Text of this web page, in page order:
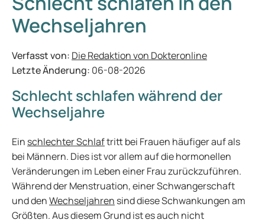
Wechseljahren
Verfasst von: Die Redaktion von Dokteronline
Letzte Änderung: 06-08-2026
Schlecht schlafen während der
Wechseljahre
Ein schlechter Schlaftritt bei Frauen häufiger auf als
bei Männern. Dies ist vor allem auf die hormonellen
Veränderungen im Leben einer Frau zurückzuführen.
Während der Menstruation, einer Schwangerschaft
und denWechseljahren sind diese Schwankungen am
Größten. Aus diesem Grund ist es auch nicht